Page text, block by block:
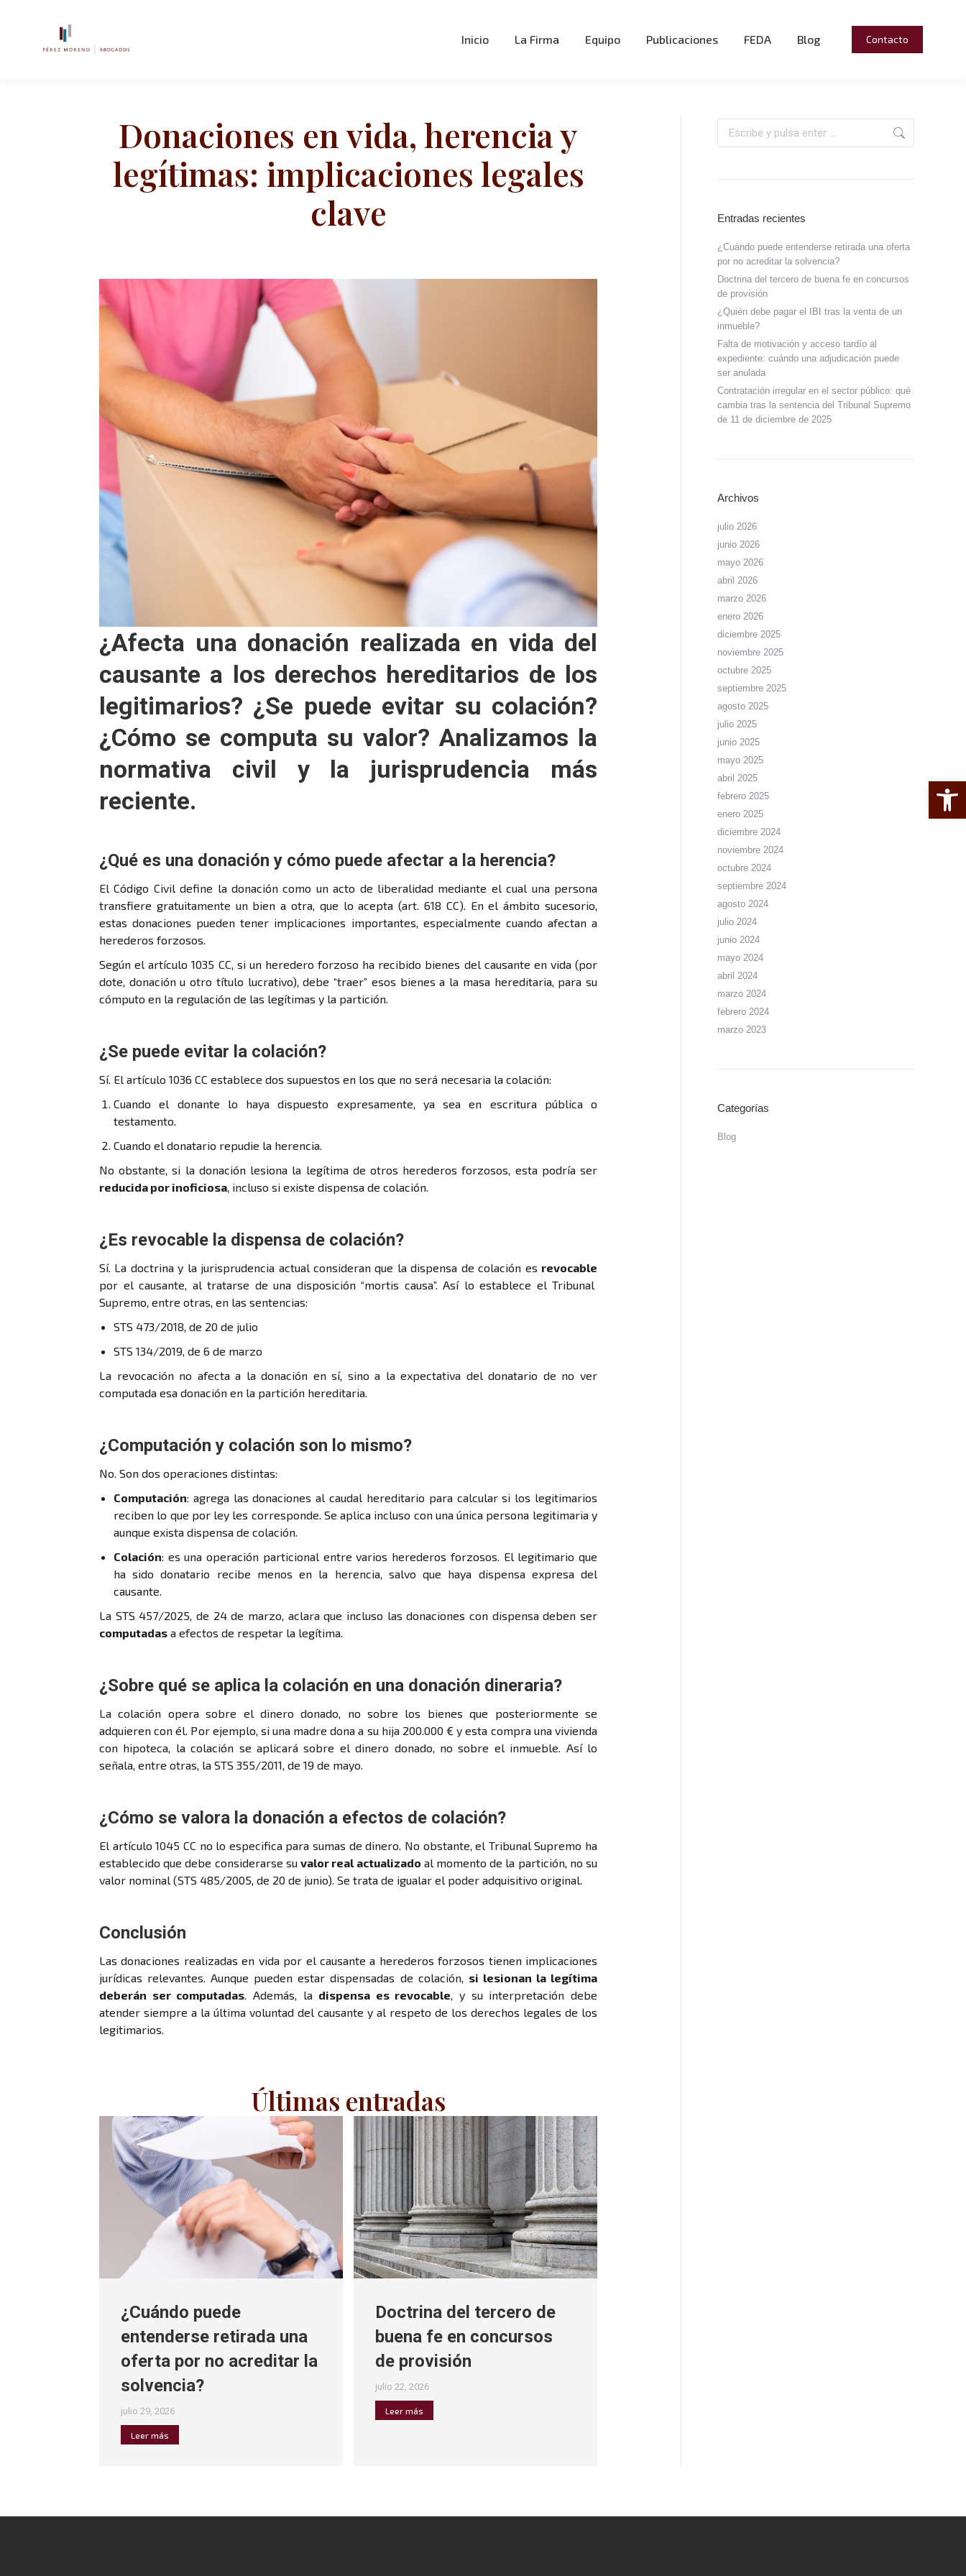
Abrir
Inicio La Firma Equipo Publicaciones FEDA Blog Contacto
Donaciones en vida, herencia y
legítimas: implicaciones legales
clave
¿Afecta una donación realizada en vida del
causante a los derechos hereditarios de los
legitimarios? ¿Se puede evitar su colación?
¿Cómo se computa su valor? Analizamos la
normativa civil y la jurisprudencia más
reciente.
¿Qué es una donación y cómo puede afectar a la herencia?
El Código Civil define la donación como un acto de liberalidad mediante el cual una persona
transfiere gratuitamente un bien a otra, que lo acepta (art. 618 CC). En el ámbito sucesorio,
estas donaciones pueden tener implicaciones importantes, especialmente cuando afectan a
herederos forzosos.
Según el artículo 1035 CC, si un heredero forzoso ha recibido bienes del causante en vida (por
dote, donación u otro título lucrativo), debe “traer” esos bienes a la masa hereditaria, para su
cómputo en la regulación de las legítimas y la partición.
¿Se puede evitar la colación?
Sí. El artículo 1036 CC establece dos supuestos en los que no será necesaria la colación:
Cuando el donante lo haya dispuesto expresamente, ya sea en escritura pública o
testamento.
Cuando el donatario repudie la herencia.
No obstante, si la donación lesiona la legítima de otros herederos forzosos, esta podría ser
reducida por inoficiosa, incluso si existe dispensa de colación.
¿Es revocable la dispensa de colación?
Sí. La doctrina y la jurisprudencia actual consideran que la dispensa de colación es revocable
por el causante, al tratarse de una disposición “mortis causa”. Así lo establece el Tribunal
Supremo, entre otras, en las sentencias:
STS 473/2018, de 20 de julio
STS 134/2019, de 6 de marzo
La revocación no afecta a la donación en sí, sino a la expectativa del donatario de no ver
computada esa donación en la partición hereditaria.
¿Computación y colación son lo mismo?
No. Son dos operaciones distintas:
Computación: agrega las donaciones al caudal hereditario para calcular si los legitimarios
reciben lo que por ley les corresponde. Se aplica incluso con una única persona legitimaria y
aunque exista dispensa de colación.
Colación: es una operación particional entre varios herederos forzosos. El legitimario que
ha sido donatario recibe menos en la herencia, salvo que haya dispensa expresa del
causante.
La STS 457/2025, de 24 de marzo, aclara que incluso las donaciones con dispensa deben ser
computadas a efectos de respetar la legítima.
¿Sobre qué se aplica la colación en una donación dineraria?
La colación opera sobre el dinero donado, no sobre los bienes que posteriormente se
adquieren con él. Por ejemplo, si una madre dona a su hija 200.000 € y esta compra una vivienda
con hipoteca, la colación se aplicará sobre el dinero donado, no sobre el inmueble. Así lo
señala, entre otras, la STS 355/2011, de 19 de mayo.
¿Cómo se valora la donación a efectos de colación?
El artículo 1045 CC no lo especifica para sumas de dinero. No obstante, el Tribunal Supremo ha
establecido que debe considerarse suvalor real actualizado al momento de la partición, no su
valor nominal (STS 485/2005, de 20 de junio). Se trata de igualar el poder adquisitivo original.
Conclusión
Las donaciones realizadas en vida por el causante a herederos forzosos tienen implicaciones
jurídicas relevantes. Aunque pueden estar dispensadas de colación, si lesionan la legítima
deberán ser computadas. Además, la dispensa es revocable, y su interpretación debe
atender siempre a la última voluntad del causante y al respeto de los derechos legales de los
legitimarios.
Últimas entradas
¿Cuándo puede
entenderse retirada una
oferta por no acreditar la
solvencia?
julio 29, 2026
Leer más
Doctrina del tercero de
buena fe en concursos
de provisión
julio 22, 2026
Leer más
Entradas recientes
¿Cuándo puede entenderse retirada una oferta
por no acreditar la solvencia?
Doctrina del tercero de buena fe en concursos
de provisión
¿Quién debe pagar el IBI tras la venta de un
inmueble?
Falta de motivación y acceso tardío al
expediente: cuándo una adjudicación puede
ser anulada
Contratación irregular en el sector público: qué
cambia tras la sentencia del Tribunal Supremo
de 11 de diciembre de 2025
Archivos
julio 2026
junio 2026
mayo 2026
abril 2026
marzo 2026
enero 2026
diciembre 2025
noviembre 2025
octubre 2025
septiembre 2025
agosto 2025
julio 2025
junio 2025
mayo 2025
abril 2025
febrero 2025
enero 2025
diciembre 2024
noviembre 2024
octubre 2024
septiembre 2024
agosto 2024
julio 2024
junio 2024
mayo 2024
abril 2024
marzo 2024
febrero 2024
marzo 2023
Categorías
Blog